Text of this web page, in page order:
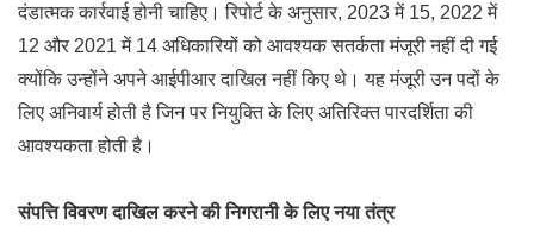
दंडात्मक कार्रवाई होनी चाहिए। रिपोर्ट के अनुसार, 2023 में 15, 2022 में
12 और 2021 में 14 अधिकारियों को आवश्यक सतर्कता मंजूरी नहीं दी गई
क्योंकि उन्होंने अपने आईपीआर दाखिल नहीं किए थे। यह मंजूरी उन पदों के
लिए अनिवार्य होती है जिन पर नियुक्ति के लिए अतिरिक्त पारदर्शिता की
आवश्यकता होती है।
संपत्ति विवरण दाखिल करने की निगरानी के लिए नया तंत्र